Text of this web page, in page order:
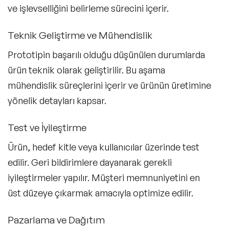
ve işlevselliğini belirleme sürecini içerir.
Teknik Geliştirme ve Mühendislik
Prototipin başarılı olduğu düşünülen durumlarda
ürün teknik olarak geliştirilir. Bu aşama
mühendislik süreçlerini içerir ve ürünün üretimine
yönelik detayları kapsar.
Test ve İyileştirme
Ürün, hedef kitle veya kullanıcılar üzerinde test
edilir. Geri bildirimlere dayanarak gerekli
iyileştirmeler yapılır. Müşteri memnuniyetini en
üst düzeye çıkarmak amacıyla optimize edilir.
Pazarlama ve Dağıtım